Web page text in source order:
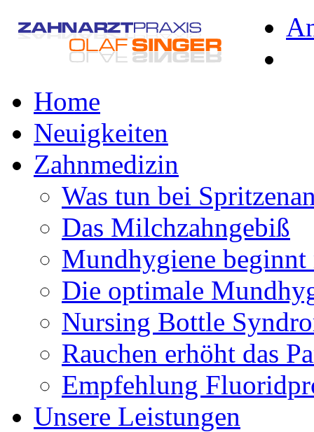
Home
Neuigkeiten
Zahnmedizin
Was tun bei
Das Milchzahngebiß
Mundhygiene beginnt
Die optimale
Nursing Bottle
Rauchen erhöht das
Empfehlung
Unsere Leistungen